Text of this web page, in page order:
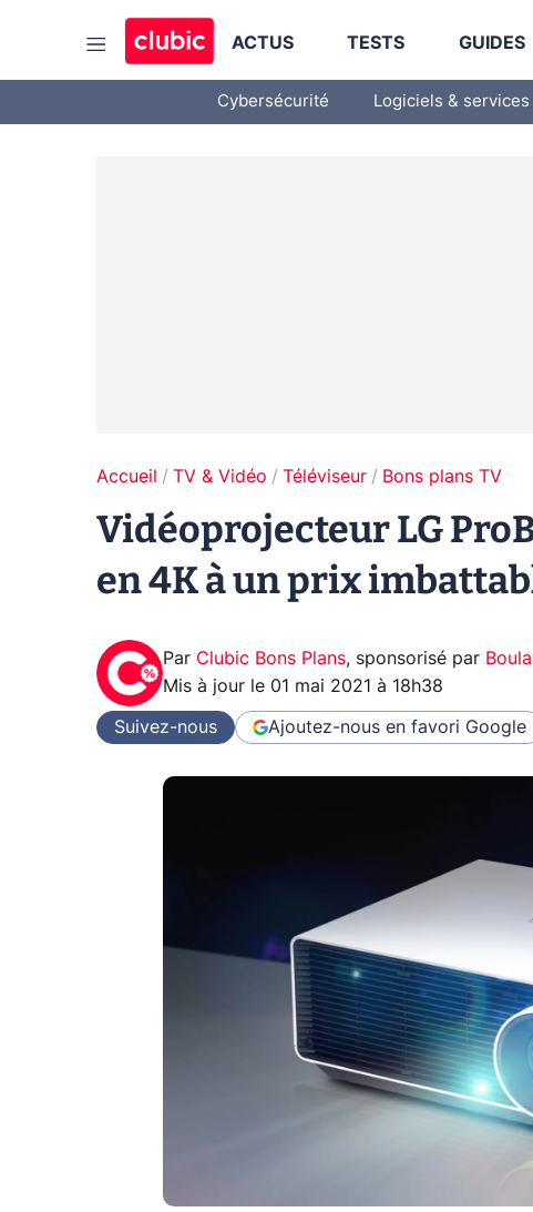
ACTUS TESTS GUIDES
Cybersécurité Logiciels & services
Accueil TV & Vidéo Téléviseur Bons plans TV
Vidéoprojecteur LG
en 4K à un prix
Par Clubic Bons Plans, sponsorisé par
Mis à jour le 01 mai 2021 à 18h38
Suivez-nous Ajoutez-nous en favori Google